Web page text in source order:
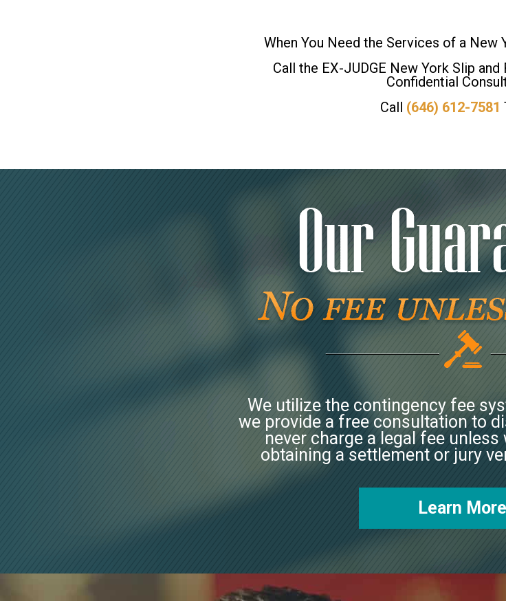
When You Need the Services of a New
Call the EX-JUDGE New York Slip and
Confidential
Call (646) 612-7581
We utilize the contingency fee
we provide a free consultation to
never charge a legal fee unless
obtaining a settlement or jury
Learn More